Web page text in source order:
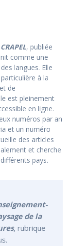
, publiée
comme une
langues. Elle
à la
de
est pleinement
en ligne.
numéros par an
et un numéro
des articles
et cherche
pays.
de la
, rubrique